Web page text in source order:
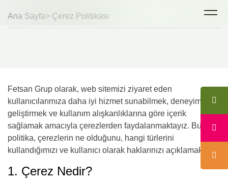
Ana Sayfa> Çerez Politikası
Fetsan Grup olarak, web sitemizi ziyaret eden
kullanıcılarımıza daha iyi hizmet sunabilmek, deneyimlerini
geliştirmek ve kullanım alışkanlıklarına göre içerik
sağlamak amacıyla çerezlerden faydalanmaktayız. Bu
politika, çerezlerin ne olduğunu, hangi türlerini
kullandığımızı ve kullanıcı olarak haklarınızı açıklamaktadır.
1. Çerez Nedir?